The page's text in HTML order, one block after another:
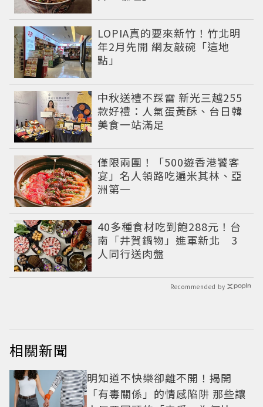
LOPIA真的要來新竹！竹北明
年2月先開 網友敲碗「這地
點」
中秋送禮不踩雷 新光三越255
款好禮：人氣蛋黃酥、台日韓
美食一站滿足
僅限兩團！「500遊香港饕客
宴」名人領路吃遍米其林、亞
洲第一
40多種食材吃到飽288元！台
南「井賀鍋物」進軍新北 3
人同行送肉盤
Recommended by
相關新聞
明知道不快樂卻離不開！揭開
「有毒關係」的情感陷阱 那些讓